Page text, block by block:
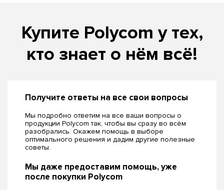
Купите Polycom у тех,
кто знает о нём всё!
Получите ответы на все свои вопросы
Мы подробно ответим на все ваши вопросы о
продукции Polycom так, чтобы вы сразу во всём
разобрались. Окажем помощь в выборе
оптимального решения и дадим другие полезные
советы.
Мы даже предоставим помощь, уже
после покупки Polycom